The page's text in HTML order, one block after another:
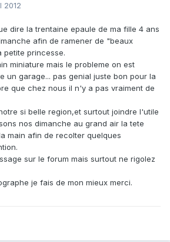
2012
dire la trentaine epaule de ma fille 4 ans
afin de ramener de "beaux
petite princesse.
miniature mais le probleme on est
un garage... pas genial juste bon pour la
que chez nous il n'y a pas vraiment de
si belle region,et surtout joindre l'utile
nos dimanche au grand air la tete
main afin de recolter quelques
sur le forum mais surtout ne rigolez
je fais de mon mieux merci.